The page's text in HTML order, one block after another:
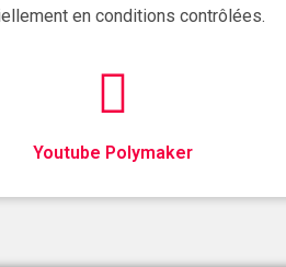
en conditions contrôlées.
Youtube Polymaker